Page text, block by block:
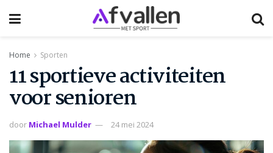
Home Sporten
11 sportieve activiteiten
voor senioren
door Michael Mulder 24 mei 2024